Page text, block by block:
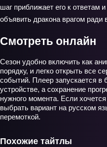
шаг приближает его к ответам
объявить дракона врагом ради
Смотреть онлайн
Сезон удобно включить как
порядку, и легко открыть все
событий. Плеер запускается в
устройстве, а сохранение
нужного момента. Если
выбрать вариант на русском
перемоткой.
Похожие тайтлы